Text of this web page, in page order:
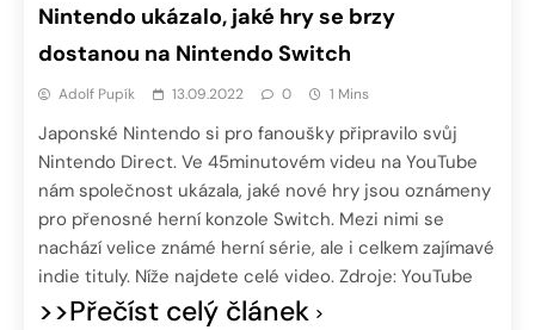
Nintendo ukázalo, jaké hry se brzy
dostanou na Nintendo Switch
Adolf Pupík 13.09.2022 0 1 Mins
Japonské Nintendo si pro fanoušky připravilo svůj
Nintendo Direct. Ve 45minutovém videu na YouTube
nám společnost ukázala, jaké nové hry jsou oznámeny
pro přenosné herní konzole Switch. Mezi nimi se
nachází velice známé herní série, ale i celkem zajímavé
indie tituly. Níže najdete celé video. Zdroje: YouTube
>>Přečíst celý článek